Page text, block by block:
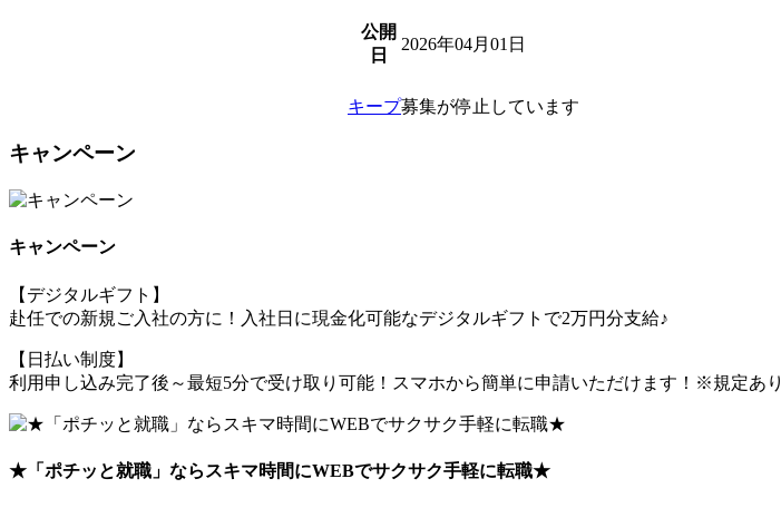
公開
日
2026年04月01日
キープ募集が停止しています
キャンペーン
キャンペーン
【デジタルギフト】
赴任での新規ご入社の方に！入社日に現金化可能なデジタルギフトで2万円分支給♪
【日払い制度】
利用申し込み完了後～最短5分で受け取り可能！スマホから簡単に申請いただけます！※規定あり
★「ポチッと就職」ならスキマ時間にWEBでサクサク手軽に転職★